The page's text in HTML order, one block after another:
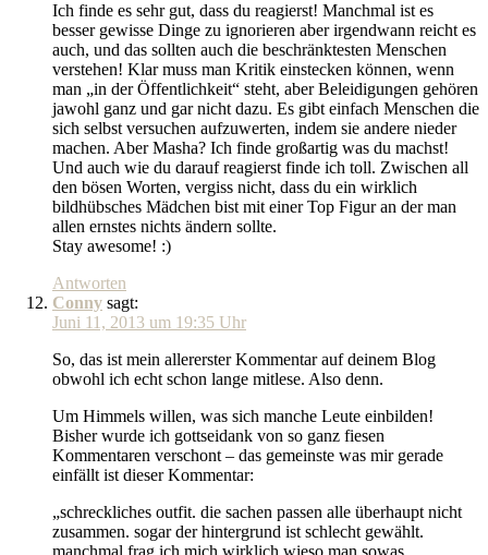
Ich finde es sehr gut, dass du reagierst! Manchmal ist es
besser gewisse Dinge zu ignorieren aber irgendwann reicht es
auch, und das sollten auch die beschränktesten Menschen
verstehen! Klar muss man Kritik einstecken können, wenn
man „in der Öffentlichkeit“ steht, aber Beleidigungen gehören
jawohl ganz und gar nicht dazu. Es gibt einfach Menschen die
sich selbst versuchen aufzuwerten, indem sie andere nieder
machen. Aber Masha? Ich finde großartig was du machst!
Und auch wie du darauf reagierst finde ich toll. Zwischen all
den bösen Worten, vergiss nicht, dass du ein wirklich
bildhübsches Mädchen bist mit einer Top Figur an der man
allen ernstes nichts ändern sollte.
Stay awesome! :)
Antworten
Conny sagt:
Juni 11, 2013 um 19:35 Uhr
So, das ist mein allererster Kommentar auf deinem Blog
obwohl ich echt schon lange mitlese. Also denn.
Um Himmels willen, was sich manche Leute einbilden!
Bisher wurde ich gottseidank von so ganz fiesen
Kommentaren verschont – das gemeinste was mir gerade
einfällt ist dieser Kommentar:
„schreckliches outfit. die sachen passen alle überhaupt nicht
zusammen. sogar der hintergrund ist schlecht gewählt.